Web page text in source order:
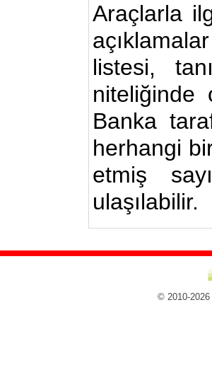
Araçlarla
listesi,
niteliğinde
Banka
herhangi
etmiş
ulaşılabilir.
© 2010-2026